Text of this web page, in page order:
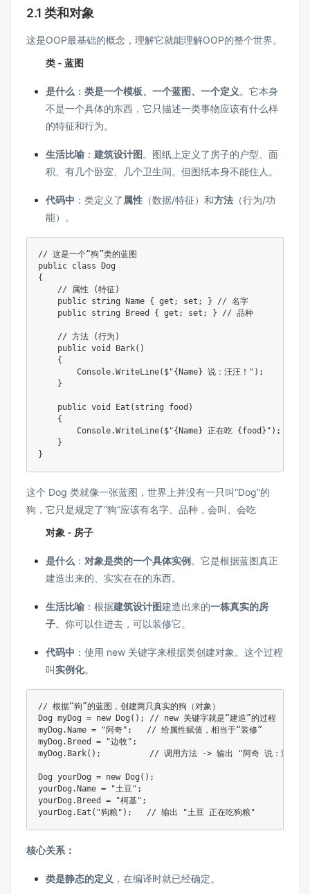
2.1 类和对象
这是OOP最基础的概念，理解它就能理解OOP的整个世界。
类 - 蓝图
是什么 ： 类是一个模板、一个蓝图、一个定义 。它本身
不是一个具体的东西，它只描述一类事物应该有什么样
的特征和行为。
生活比喻 ： 建筑设计图。图纸上定义了房子的户型、面
积、有几个卧室、几个卫生间。但图纸本身不能住人。
代码中 ：类定义了 属性 （数据/特征）和方法 （行为/功
能）。
// 这是一个“狗”类的蓝图
public class Dog
{
// 属性 (特征)
public string Name { get ; set ; }
// 名字
public string Breed { get ; set ; } // 品种
// 方法 (行为)
public void Bark( )
{
        Console
.WriteLine( $"{Name} 说：汪汪！" ) ;
}
public void Eat ( string food )
{
        Console
.WriteLine( $"{Name} 正在吃 {food } " ) ;
}
}
这个 Dog 类就像一张蓝图，世界上并没有一只叫“Dog”的
狗，它只是规定了“狗”应该有名字、品种，会叫、会吃
对象 - 房子
是什么 ： 对象是类的一个具体实例。它是根据蓝图真正
建造出来的、实实在在的东西。
生活比喻 ：根据建筑设计图建造出来的一栋真实的房
子。你可以住进去，可以装修它。
代码中 ：使用 new 关键字来根据类创建对象。这个过程
叫实例化。
// 根据“狗”的蓝图，创建两只真实的狗（对象）
Dog myDog = new Dog ( ) ;
// new 关键字就是“建造”的过程
myDog .Name = "阿奇" ;
// 给属性赋值，相当于“装修”
myDog . Breed = "边牧" ;
myDog . Bark( ) ; // 调用方法 -> 输出 "阿奇 说：汪汪！"
Dog yourDog = new Dog ( ) ;
yourDog .Name = "土豆" ;
yourDog . Breed = "柯基" ;
yourDog . Eat ( "狗粮" ) ; // 输出 "土豆 正在吃狗粮"
核心关系：
类是静态的定义 ，在编译时就已经确定。